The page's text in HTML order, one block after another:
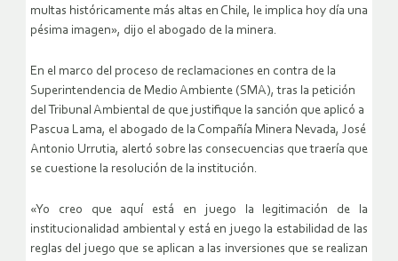
multas históricamente más altas en Chile, le implica hoy día una
pésima imagen», dijo el abogado de la minera.
En el marco del proceso de reclamaciones en contra de la
Superintendencia de Medio Ambiente (SMA), tras la petición
del Tribunal Ambiental de que justifique la sanción que aplicó a
Pascua Lama, el abogado de la Compañía Minera Nevada, José
Antonio Urrutia, alertó sobre las consecuencias que traería que
se cuestione la resolución de la institución.
«Yo creo que aquí está en juego la legitimación de la
institucionalidad ambiental y está en juego la estabilidad de las
reglas del juego que se aplican a las inversiones que se realizan